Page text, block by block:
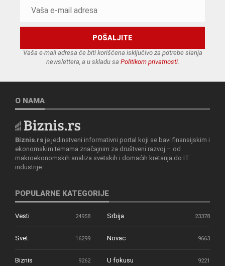
Vaša e-mail adresa će biti korišćena isključivo za potrebe slanja
newslettera, a u skladu sa Politikom privatnosti.
O NAMA
Biznis.rs je jedinstveni informativni portal koji se bavi finansijskim i
ekonomskim temama značajnim za društveni razvoj – od
makroekonomskih analiza svetskih i domaćih kretanja do IT
industrije.
POPULARNE KATEGORIJE
Vesti 24958 Srbija 23378
Svet 16299 Novac 9663
Biznis 9262 U fokusu 9221